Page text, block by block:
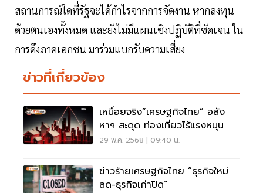
สถานการณ์ใดที่รัฐจะได้กำไรจากการจัดงาน หากลงทุน
ด้วยตนเองทั้งหมด และยังไม่มีแผนเชิงปฏิบัติที่ชัดเจน ใน
การดึงภาคเอกชน มาร่วมแบกรับความเสี่ยง
ข่าวที่เกี่ยวข้อง
เหนื่อยจริง“เศรษฐกิจไทย” อสัง
หาฯ สะดุด ท่องเที่ยวไร้แรงหนุน
29 พ.ค. 2568 | 09:40 น.
ข่าวร้ายเศรษฐกิจไทย “ธุรกิจใหม่
ลด-ธุรกิจเก่าปิด”